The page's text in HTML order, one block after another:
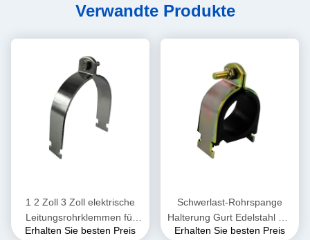
Verwandte Produkte
1 2 Zoll 3 Zoll elektrische
Leitungsrohrklemmen für
Sanitäranlagen
Erhalten Sie besten Preis
Schwerlast-Rohrspange
Halterung Gurt Edelstahl Ein
Loch 59-62mm 2 Zoll
Erhalten Sie besten Preis